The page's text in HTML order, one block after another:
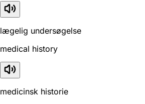
lægelig undersøgelse
medical history
medicinsk historie